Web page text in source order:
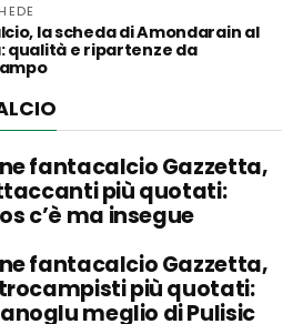
la scheda di Amondarain al
qualità e ripartenze da
fantacalcio Gazzetta,
più quotati:
c’è ma insegue
fantacalcio Gazzetta,
più quotati:
meglio di Pulisic